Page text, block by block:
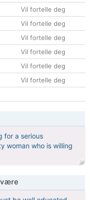
Vil fortelle deg
Vil fortelle deg
Vil fortelle deg
Vil fortelle deg
Vil fortelle deg
Vil fortelle deg
for a serious
woman who is willing
være